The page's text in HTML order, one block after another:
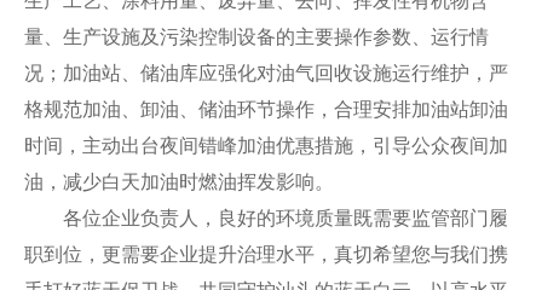
量、生产设施及污染控制设备的主要操作参数、运行情
况；加油站、储油库应强化对油气回收设施运行维护，严
格规范加油、卸油、储油环节操作，合理安排加油站卸油
时间，主动出台夜间错峰加油优惠措施，引导公众夜间加
油，减少白天加油时燃油挥发影响。
各位企业负责人，良好的环境质量既需要监管部门履
职到位，更需要企业提升治理水平，真切希望您与我们携